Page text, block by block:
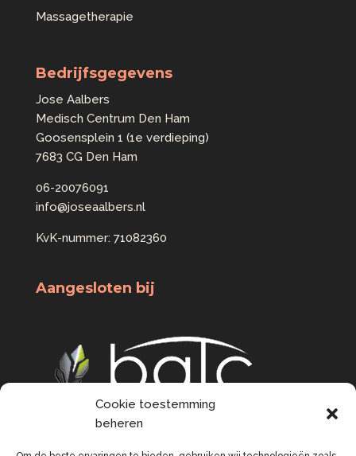
Cookie toestemming
beheren
Massagetherapie
Bedrijfsgegevens
Jose Aalbers
Medisch Centrum Den Ham
Goosensplein 1 (1e verdieping)
7683 CG Den Ham
06-20076091
info@joseaalbers.nl
KvK-nummer: 71082360
Aangesloten bij